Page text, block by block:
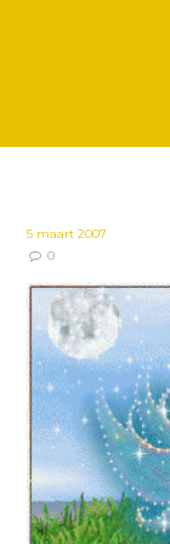
5 maart 2007
0